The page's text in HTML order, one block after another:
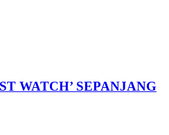
WATCH’ SEPANJANG